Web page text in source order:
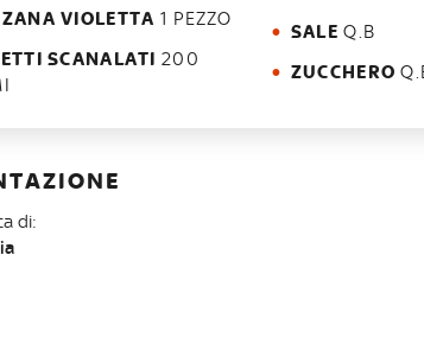
VIOLETTA 1 PEZZO
SCANALATI 200
SALE Q.B
ZUCCHERO
di: